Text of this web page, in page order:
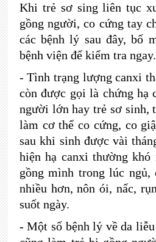
Khi trẻ sơ sing liên tục
gồng người, co cứng tay
các bệnh lý sau đây, bố
bệnh viện để kiểm tra ngay.
-Tình trạng lượng canxi
còn được gọi là chứng hạ
người lớn hay trẻ sơ sinh,
làm cơ thể co cứng, co
sau khi sinh được vài
hiện hạ canxi thường khó
gồng mình trong lúc
nhiều hơn, nôn ói, nấc,
suốt ngày.
-Một số bệnh lý về da